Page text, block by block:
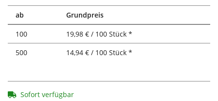
ab Grundpreis
100
19,98 € / 100 Stück *
500
14,94 € / 100 Stück *
Sofort verfügbar